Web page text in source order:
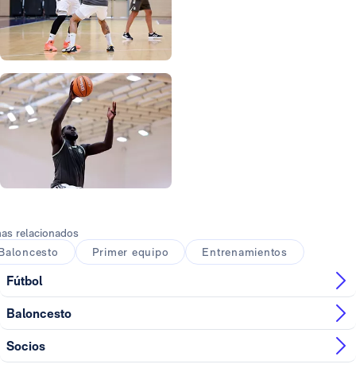
relacionados
Primer equipo Entrenamientos
Fútbol
Baloncesto
Socios